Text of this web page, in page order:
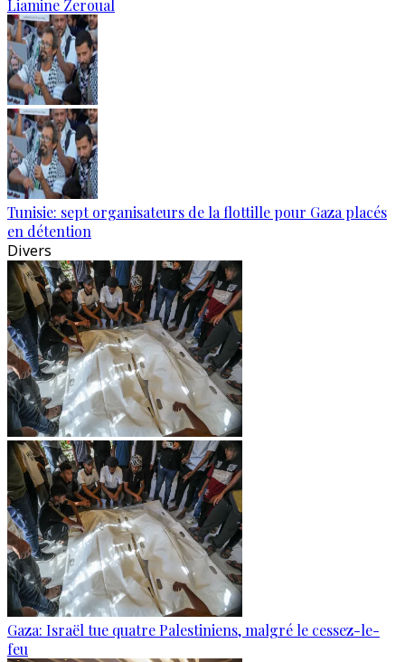
Liamine Zeroual
Tunisie: sept organisateurs de la flottille pour Gaza placés
en détention
Divers
Gaza: Israël tue quatre Palestiniens, malgré le cessez-le-
feu